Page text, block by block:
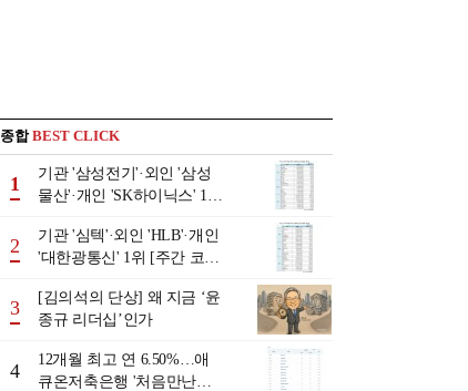
종합BEST CLICK
1
기관 '삼성전기'·외인 '삼성
물산'·개인 'SK하이닉스' 1위
년 8월3일~8월7일]
2
기관 '심텍'·외인 'HLB'·개인
'대한광통신' 1위 [주간 코스
월7일]
3
[김의석의 단상] 왜 지금 ‘윤
종규 리더십’인가
4
12개월 최고 연 6.50%…애
큐온저축은행 '처음만난적